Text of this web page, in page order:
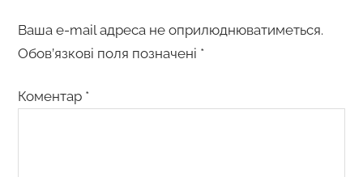
Ваша e-mail адреса не оприлюднюватиметься.
Обов’язкові поля позначені *
Коментар *